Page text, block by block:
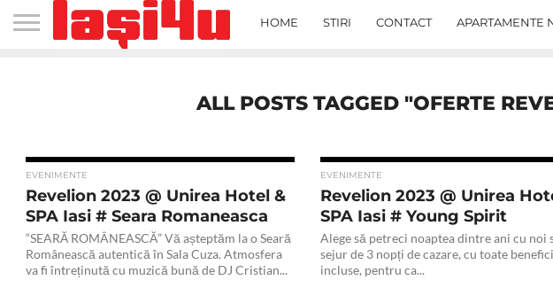
HOME STIRI CONTACT APARTAMENTE
ALL POSTS TAGGED "OFERTE
EVENIMENTE
Revelion 2023 @ Unirea Hotel &
SPA Iasi # Seara Romaneasca
“SEARĂ ROMÂNEASCĂ” Vă așteptăm la o Seară
Românească autentică în Sala Cuza. Atmosfera
va fi întreținută cu muzică bună de DJ Cristian...
EVENIMENTE
Revelion 2023 @ Unirea
SPA Iasi # Young Spirit
Alege să petreci noaptea dintre ani cu noi
sejur de 3 nopți de cazare, cu toate
incluse, pentru ca...